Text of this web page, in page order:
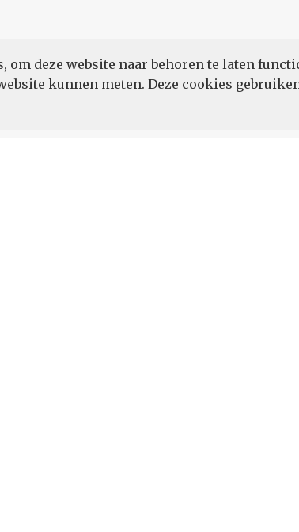
om deze website naar behoren te laten
kunnen meten. Deze cookies